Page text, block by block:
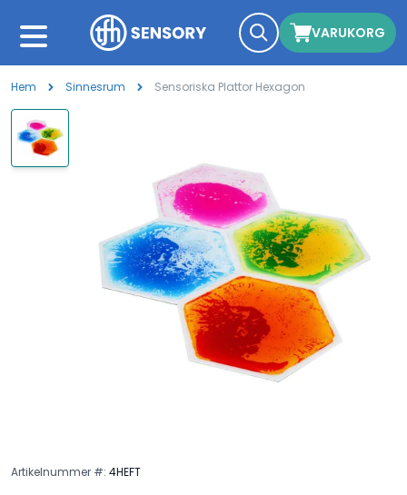
VARUKORG
Hem Sinnesrum Sensoriska Plattor Hexagon
Artikelnummer #: 4HEFT